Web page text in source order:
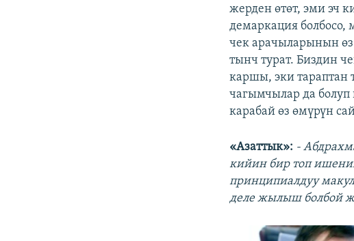
жерден өтөт, эми эч
демаркация болбосо,
чек арачыларынын
тынч турат. Биздин
каршы, эки тараптан
чагымчылар да болуп
карабай өз өмүрүн
«Азаттык»: -
кийин бир топ
принципиалдуу
деле жылыш болбой